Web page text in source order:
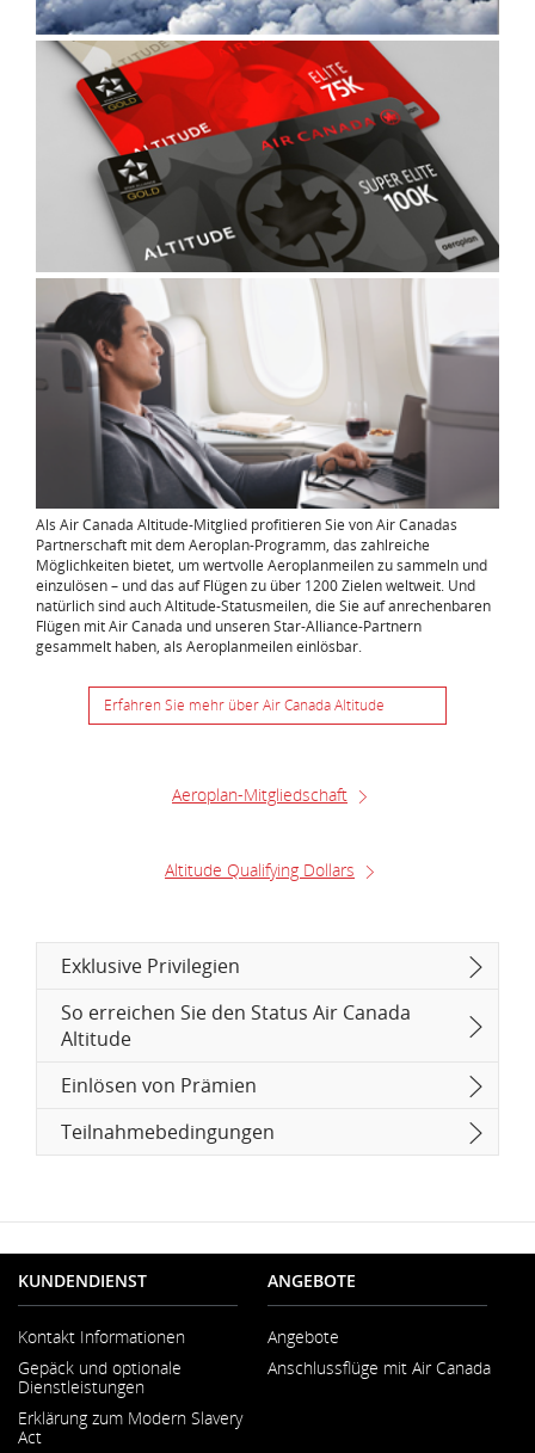
Als Air Canada Altitude-Mitglied profitieren Sie von Air Canadas
Partnerschaft mit dem Aeroplan-Programm, das zahlreiche
Möglichkeiten bietet, um wertvolle Aeroplanmeilen zu sammeln und
einzulösen – und das auf Flügen zu über 1200 Zielen weltweit. Und
natürlich sind auch Altitude-Statusmeilen, die Sie auf anrechenbaren
Flügen mit Air Canada und unseren Star-Alliance-Partnern
gesammelt haben, als Aeroplanmeilen einlösbar.
Erfahren Sie mehr über Air Canada Altitude
in
Aeroplan-Mitgliedschaft
Altitude Qualifying Dollars
Exklusive Privilegien
So erreichen Sie den Status Air Canada
Altitude
Einlösen von Prämien
Teilnahmebedingungen
KUNDENDIENST
Kontakt Informationen
Fenster
geöffnet
Gepäck und optionale
Dienstleistungen
Erklärung zum Modern Slavery
Act
ANGEBOTE
Angebote
Anschlussflüge mit Air Canada